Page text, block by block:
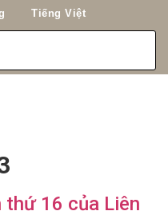
Tiếng Việt
thứ 16 của Liên